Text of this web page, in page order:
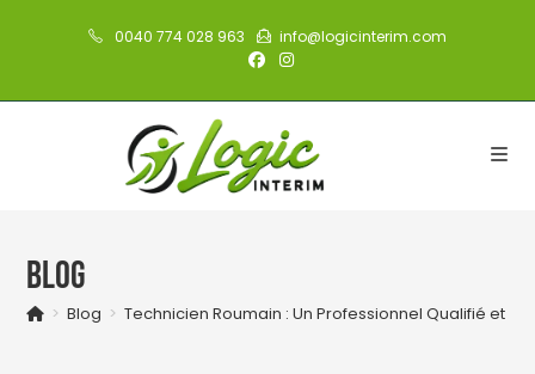
0040 774 028 963 info@logicinterim.com
Blog
> Blog > Technicien Roumain : Un Professionnel Qualifié et